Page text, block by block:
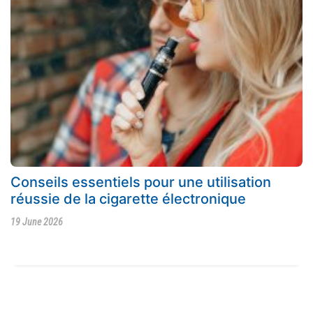
Conseils essentiels pour une utilisation
réussie de la cigarette électronique
19 June 2026